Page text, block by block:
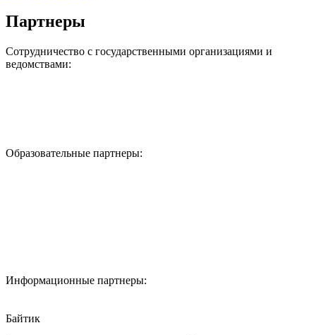
Партнеры
Сотрудничество с государственными организациями и
ведомствами:
Образовательные партнеры:
Информационные партнеры:
Байтик